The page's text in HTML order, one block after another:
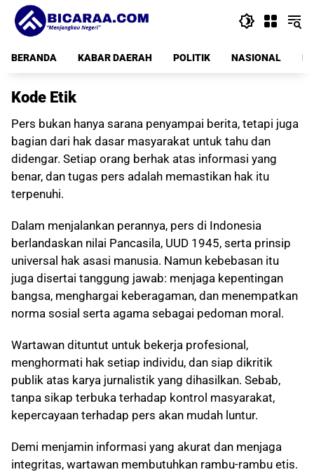
Langsung
konten
BERANDA
KABAR DAERAH POLITIK NASIONAL
Kode Etik
Pers bukan hanya sarana penyampai berita, tetapi juga
bagian dari hak dasar masyarakat untuk tahu dan
didengar. Setiap orang berhak atas informasi yang
benar, dan tugas pers adalah memastikan hak itu
terpenuhi.
Dalam menjalankan perannya, pers di Indonesia
berlandaskan nilai Pancasila, UUD 1945, serta prinsip
universal hak asasi manusia. Namun kebebasan itu
juga disertai tanggung jawab: menjaga kepentingan
bangsa, menghargai keberagaman, dan menempatkan
norma sosial serta agama sebagai pedoman moral.
Wartawan dituntut untuk bekerja profesional,
menghormati hak setiap individu, dan siap dikritik
publik atas karya jurnalistik yang dihasilkan. Sebab,
tanpa sikap terbuka terhadap kontrol masyarakat,
kepercayaan terhadap pers akan mudah luntur.
Demi menjamin informasi yang akurat dan menjaga
integritas, wartawan membutuhkan rambu-rambu etis.